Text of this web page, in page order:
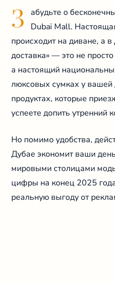
З
абудьте о
Dubai Mall.
происходит на диване, а в
доставка» — это не
а настоящий
люксовых сумках у вашей
продуктах, которые
успеете допить утренний
Но помимо удобства,
Дубае экономит ваши
мировыми столицами
цифры на конец 2025
реальную выгоду от